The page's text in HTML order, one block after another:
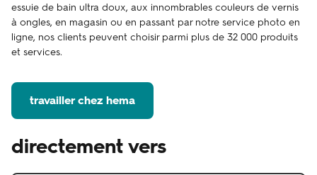
essuie de bain ultra doux, aux innombrables couleurs de vernis
à ongles, en magasin ou en passant par notre service photo en
ligne, nos clients peuvent choisir parmi plus de 32 000 produits
et services.
travailler chez hema
directement vers